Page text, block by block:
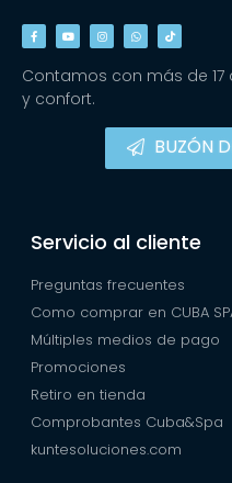
Contamos con más de
y confort.
BUZÓN
Servicio al cliente
Preguntas frecuentes
Como comprar en CUBA
Múltiples medios de pago
Promociones
Retiro en tienda
Comprobantes Cuba&Spa
kuntesoluciones.com